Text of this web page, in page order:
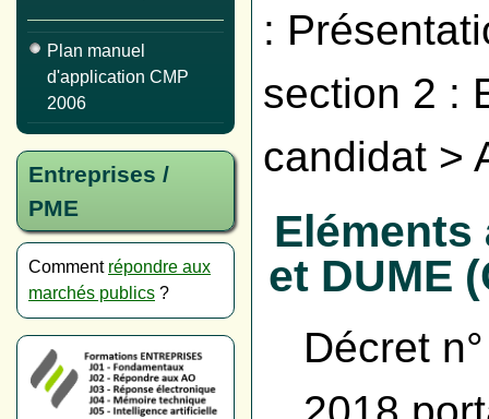
Plan manuel
d'application CMP
2006
Entreprises /
PME
Comment répondre aux
marchés publics ?
:
section 2 :
candidat >
et DUME
Décret